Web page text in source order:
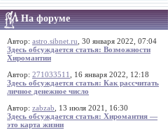
На форуме
Автор: astro.sibnet.ru , 30 января 2022, 07:04
Здесь обсуждается статья: Возможности
Хиромантии
Автор: 271033511
, 16 января 2022, 12:18
Здесь обсуждается статья: Как рассчитать
личное денежное число
Автор: zabzab , 13 июля 2021, 16:30
Здесь обсуждается статья: Хиромантия —
это карта жизни